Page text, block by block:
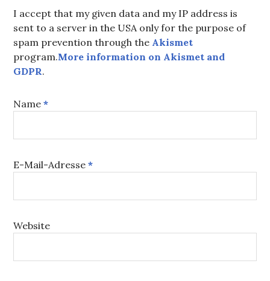
I accept that my given data and my IP address is
sent to a server in the USA only for the purpose of
spam prevention through the Akismet
program.More information on Akismet and
GDPR.
Name*
E-Mail-Adresse*
Website